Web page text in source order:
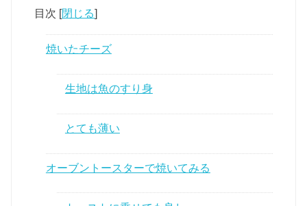
目次 [閉じる]
焼いたチーズ
生地は魚のすり身
とても薄い
オーブントースターで焼いてみる